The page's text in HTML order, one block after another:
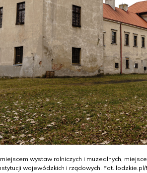
wystaw rolniczych i muzealnych,
wojewódzkich i rządowych. Fot. lodzkie.pl/